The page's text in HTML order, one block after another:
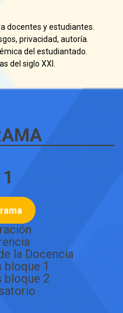
docentes y estudiantes.
privacidad, autoría.
del estudiantado.
del siglo XXI.
la Docencia
bloque 1
bloque 2